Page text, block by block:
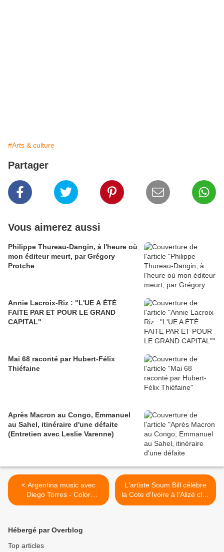
#Arts & culture
Partager
Vous aimerez aussi
Philippe Thureau-Dangin, à l'heure où
mon éditeur meurt, par Grégory
Protche
Annie Lacroix-Riz : "L'UE A ÉTÉ
FAITE PAR ET POUR LE GRAND
CAPITAL"
Mai 68 raconté par Hubert-Félix
Thiéfaine
Après Macron au Congo, Emmanuel
au Sahel, itinéraire d'une défaite
(Entretien avec Leslie Varenne)
< Argentina music avec
Diego Torres - Color
esperanza
L'artiste Soum Bill célèbre
la Cote d'Ivoire à l'Alizé club
à Paris. >
Hébergé par Overblog
Top articles